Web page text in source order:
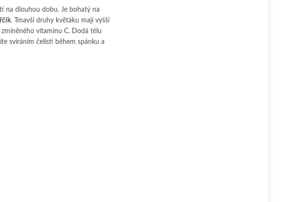
na dlouhou dobu. Je bohatý na
. Tmavší druhy květáku mají vyšší
vitaminu C. Dodá tělu
svíráním čelisti během spánku a